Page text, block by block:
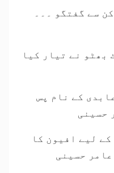
سے گفتگو ۔۔۔
بھٹو نے تیار کیا
کے نام پس
حسینی
لیے افیون کا
حسینی